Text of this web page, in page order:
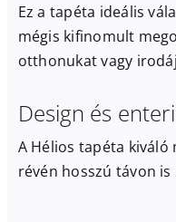
Ez a tapéta ideális
mégis kifinomult
otthonukat vagy
Design és
A Hélios tapéta kiváló
révén hosszú távon